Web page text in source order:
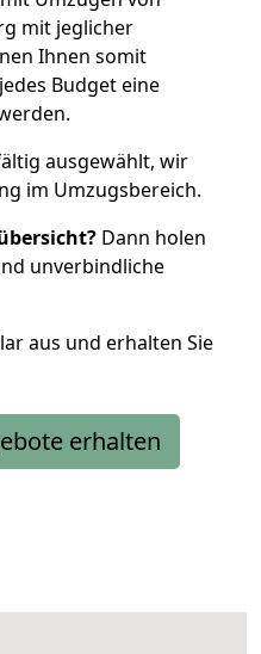
mit jeglicher
Ihnen somit
Budget eine
ausgewählt, wir
im Umzugsbereich.
Dann holen
unverbindliche
aus und erhalten Sie
erhalten